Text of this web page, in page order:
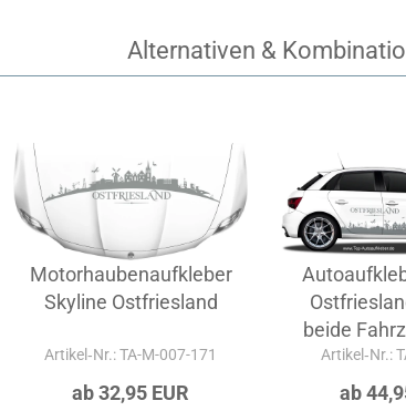
Alternativen &
Motorhaubenaufkleber
Skyline Ostfriesland
Artikel‑Nr.: TA-M-007-171
ab 32,95 EUR
beide
Artikel‑Nr.:
ab